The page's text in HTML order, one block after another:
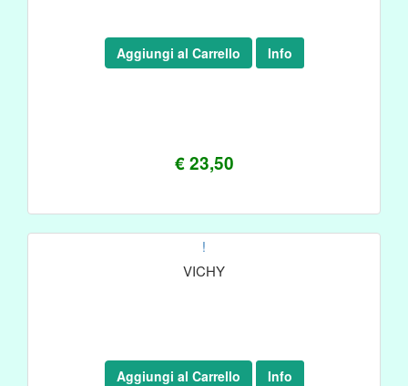
€ 23,50
Aggiungi al Carrello Info
!
VICHY
Aggiungi al Carrello Info